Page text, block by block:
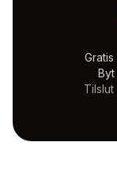
Tilslut